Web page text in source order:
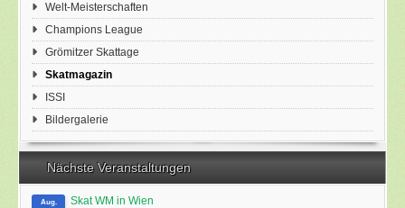
Welt-Meisterschaften
Champions League
Grömitzer Skattage
Skatmagazin
ISSI
Bildergalerie
Nächste Veranstaltungen
Aug. Skat WM in Wien